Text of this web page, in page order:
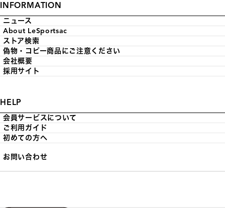
INFORMATION
ニュース
About LeSportsac
ストア検索
偽物・コピー商品にご注意ください
会社概要
採用サイト
HELP
会員サービスについて
ご利用ガイド
初めての方へ
お問い合わせ